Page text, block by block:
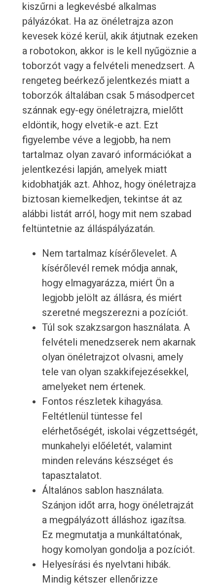
kiszűrni a legkevésbé alkalmas
pályázókat. Ha az önéletrajza azon
kevesek közé kerül, akik átjutnak ezeken
a robotokon, akkor is le kell nyűgöznie a
toborzót vagy a felvételi menedzsert. A
rengeteg beérkező jelentkezés miatt a
toborzók általában csak 5 másodpercet
szánnak egy-egy önéletrajzra, mielőtt
eldöntik, hogy elvetik-e azt. Ezt
figyelembe véve a legjobb, ha nem
tartalmaz olyan zavaró információkat a
jelentkezési lapján, amelyek miatt
kidobhatják azt. Ahhoz, hogy önéletrajza
biztosan kiemelkedjen, tekintse át az
alábbi listát arról, hogy mit nem szabad
feltüntetnie az álláspályázatán.
Nem tartalmaz kísérőlevelet. A
kísérőlevél remek módja annak,
hogy elmagyarázza, miért Ön a
legjobb jelölt az állásra, és miért
szeretné megszerezni a pozíciót.
Túl sok szakzsargon használata. A
felvételi menedzserek nem akarnak
olyan önéletrajzot olvasni, amely
tele van olyan szakkifejezésekkel,
amelyeket nem értenek.
Fontos részletek kihagyása.
Feltétlenül tüntesse fel
elérhetőségét, iskolai végzettségét,
munkahelyi előéletét, valamint
minden releváns készséget és
tapasztalatot.
Általános sablon használata.
Szánjon időt arra, hogy önéletrajzát
a megpályázott álláshoz igazítsa.
Ez megmutatja a munkáltatónak,
hogy komolyan gondolja a pozíciót.
Helyesírási és nyelvtani hibák.
Mindig kétszer ellenőrizze